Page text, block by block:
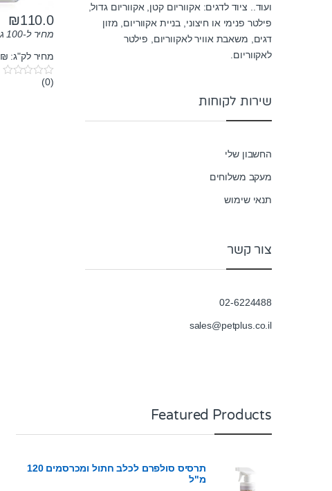
₪110.0
מחיר ל-100 גרם:
מחיר לק"ג: 55₪
0(0)
ועוד.. ציוד לדגים: אקווריום קטן, אקווריום גדול,
פילטר פנימי או חיצוני, בניית אקווריום, מזון
דגים, משאבת אוויר לאקווריום, פילטר
לאקווריום.
שירות לקוחות
החשבון שלי
מעקב משלוחים
תנאי שימוש
צור קשר
02-6224488
sales@petplus.co.il
Featured Products
תרסיס סולפרם לכלב חתול ומכרסמים 120
מ"ל